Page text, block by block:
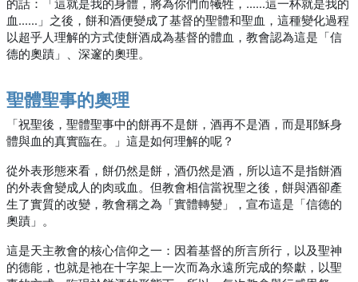
的話：「這就是我的身體，將為你們而犧牲，……這一杯就是我的
血……」之後，餅和酒便變成了基督的聖體和聖血，這種變化過程
以超乎人理解的方式使餅酒成為基督的體血，教會認為這是「信
德的奧蹟」、深邃的奧理。
聖體聖事的奧理
「祝聖後，聖體聖事中的餅再不是餅，酒再不是酒，而是耶穌身
體與血的真實臨在。」這是如何理解的呢？
從外表形態來看，餅仍然是餅，酒仍然是酒，所以這不是指餅酒
的外表會變成人的肉或血。但教會相信當祝聖之後，餅與酒卻產
生了實質的改變，教會稱之為「實體轉變」，宣布這是「信德的
奧蹟」。
這是天主教會的核心信仰之一：因着基督的所言所行，以及聖神
的德能，也就是祂在十字架上一次而為永遠所完成的祭獻，以聖